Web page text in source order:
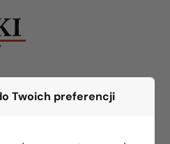
Twoich preferencji